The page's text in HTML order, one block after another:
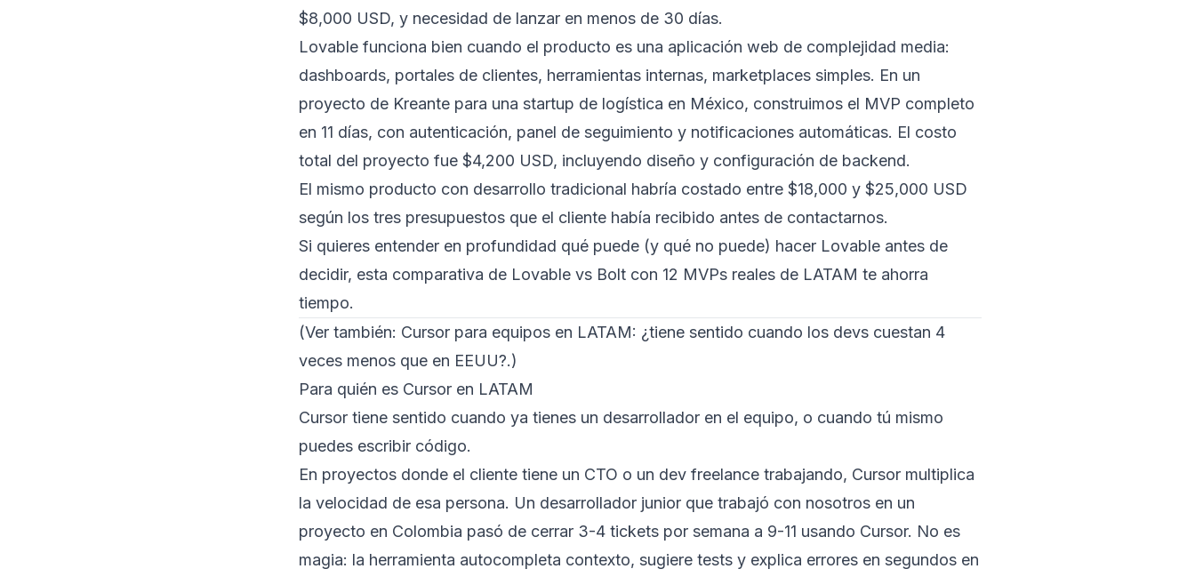
$8,000 USD, y necesidad de lanzar en menos de 30 días.
Lovable funciona bien cuando el producto es una aplicación web de complejidad media:
dashboards, portales de clientes, herramientas internas, marketplaces simples. En un
proyecto de Kreante para una startup de logística en México, construimos el MVP completo
en 11 días, con autenticación, panel de seguimiento y notificaciones automáticas. El costo
total del proyecto fue $4,200 USD, incluyendo diseño y configuración de backend.
El mismo producto con desarrollo tradicional habría costado entre $18,000 y $25,000 USD
según los tres presupuestos que el cliente había recibido antes de contactarnos.
Si quieres entender en profundidad qué puede (y qué no puede) hacer Lovable antes de
decidir, esta comparativa de Lovable vs Bolt con 12 MVPs reales de LATAM te ahorra
tiempo.
(Ver también: Cursor para equipos en LATAM: ¿tiene sentido cuando los devs cuestan 4
veces menos que en EEUU?.)
Para quién es Cursor en LATAM
Cursor tiene sentido cuando ya tienes un desarrollador en el equipo, o cuando tú mismo
puedes escribir código.
En proyectos donde el cliente tiene un CTO o un dev freelance trabajando, Cursor multiplica
la velocidad de esa persona. Un desarrollador junior que trabajó con nosotros en un
proyecto en Colombia pasó de cerrar 3-4 tickets por semana a 9-11 usando Cursor. No es
magia: la herramienta autocompleta contexto, sugiere tests y explica errores en segundos en